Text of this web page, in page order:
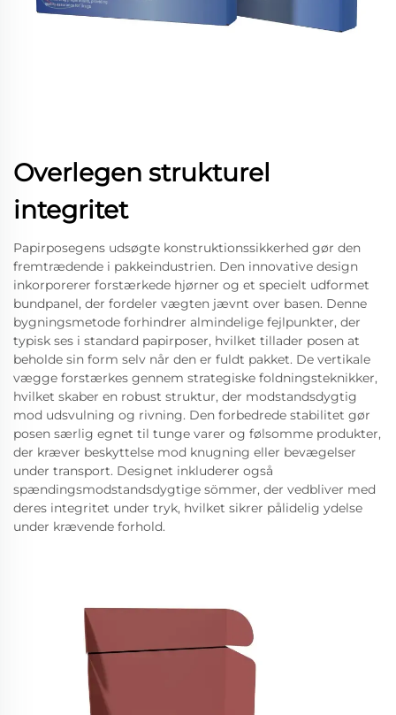
Overlegen strukturel
integritet
Papirposegens udsøgte konstruktionssikkerhed gør den
fremtrædende i pakkeindustrien. Den innovative design
inkorporerer forstærkede hjørner og et specielt udformet
bundpanel, der fordeler vægten jævnt over basen. Denne
bygningsmetode forhindrer almindelige fejlpunkter, der
typisk ses i standard papirposer, hvilket tillader posen at
beholde sin form selv når den er fuldt pakket. De vertikale
vægge forstærkes gennem strategiske foldningsteknikker,
hvilket skaber en robust struktur, der modstandsdygtig
mod udsvulning og rivning. Den forbedrede stabilitet gør
posen særlig egnet til tunge varer og følsomme produkter,
der kræver beskyttelse mod knugning eller bevægelser
under transport. Designet inkluderer også
spændingsmodstandsdygtige sömmer, der vedbliver med
deres integritet under tryk, hvilket sikrer pålidelig ydelse
under krævende forhold.